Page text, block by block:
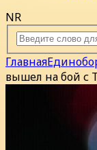
NR
Главная
вышел на бой с